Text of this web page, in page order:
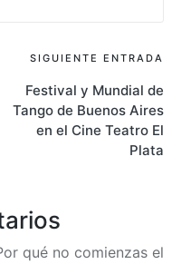
SIGUIENTE ENTRADA
Festival y Mundial de
Tango de Buenos Aires
en el Cine Teatro El
Plata
qué no comienzas el